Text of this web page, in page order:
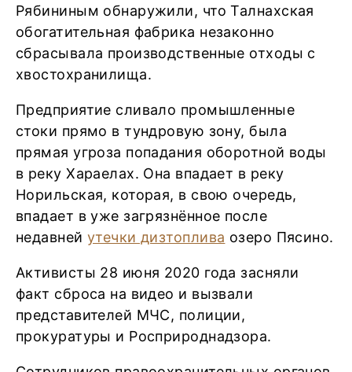
Рябининым обнаружили, что Талнахская
обогатительная фабрика незаконно
сбрасывала производственные отходы с
хвостохранилища.
Предприятие сливало промышленные
стоки прямо в тундровую зону, была
прямая угроза попадания оборотной воды
в реку Хараелах. Она впадает в реку
Норильская, которая, в свою очередь,
впадает в уже загрязнённое после
недавней утечки дизтоплива озеро Пясино.
Активисты 28 июня 2020 года засняли
факт сброса на видео и вызвали
представителей МЧС, полиции,
прокуратуры и Росприроднадзора.